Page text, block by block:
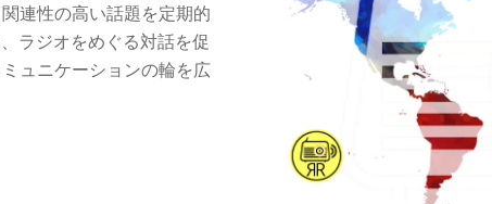
連性の高い話題を定期的
ラジオをめぐる対話を促
ュニケーションの輪を広